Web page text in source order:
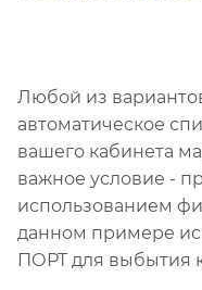
Любой из
автоматическое
вашего кабинета
важное условие -
использованием
данном примере
ПОРТ для выбытия